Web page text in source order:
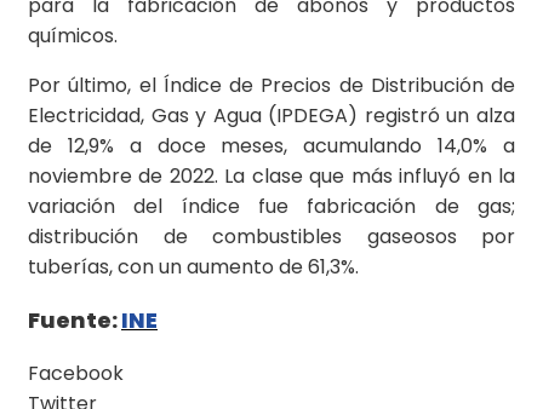
para la fabricación de abonos y productos
químicos.
Por último, el Índice de Precios de Distribución de
Electricidad, Gas y Agua (IPDEGA) registró un alza
de 12,9% a doce meses, acumulando 14,0% a
noviembre de 2022. La clase que más influyó en la
variación del índice fue fabricación de gas;
distribución de combustibles gaseosos por
tuberías, con un aumento de 61,3%.
Fuente:INE
Facebook